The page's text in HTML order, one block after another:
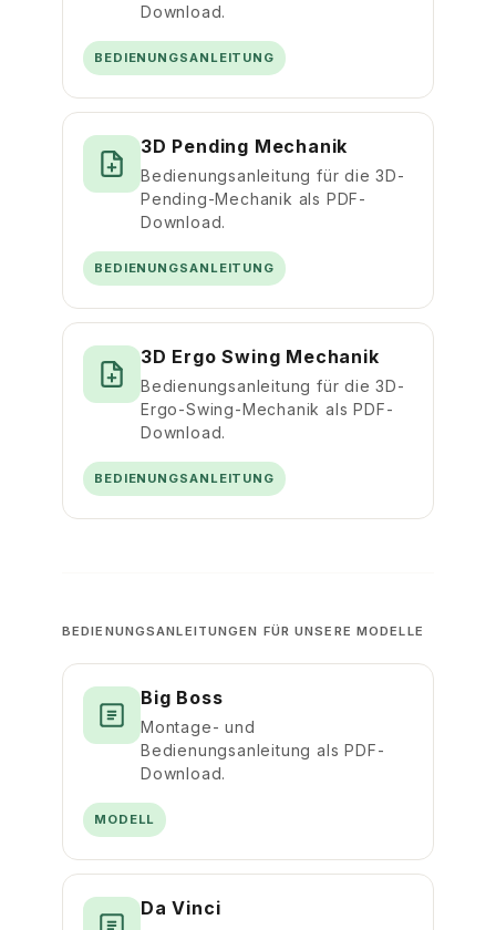
Download.
BEDIENUNGSANLEITUNG
3D Pending Mechanik
Bedienungsanleitung für die 3D-
Pending-Mechanik als PDF-
Download.
BEDIENUNGSANLEITUNG
3D Ergo Swing Mechanik
Bedienungsanleitung für die 3D-
Ergo-Swing-Mechanik als PDF-
Download.
BEDIENUNGSANLEITUNG
BEDIENUNGSANLEITUNGEN FÜR UNSERE MODELLE
Big Boss
Montage- und
Bedienungsanleitung als PDF-
Download.
MODELL
Da Vinci